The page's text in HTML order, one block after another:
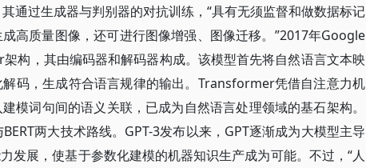
通过生成器与判别器的对抗训练，“具有无须监督和做数据标记
高质量图像，还可进行图像增强、图像迁移。”2017年Google
构，其由编码器和解码器构成。该模型首先将自然语言文本映
码，生成符合语言规律的输出。Transformer凭借自注意力机
模词句间的语义关联，已成为自然语言处理领域的基石架构。
两大技术路线。GPT-3发布以来，GPT逐渐成为大模型主导
发展，使基于参数化建模的机器知识生产成为可能。不过，“人